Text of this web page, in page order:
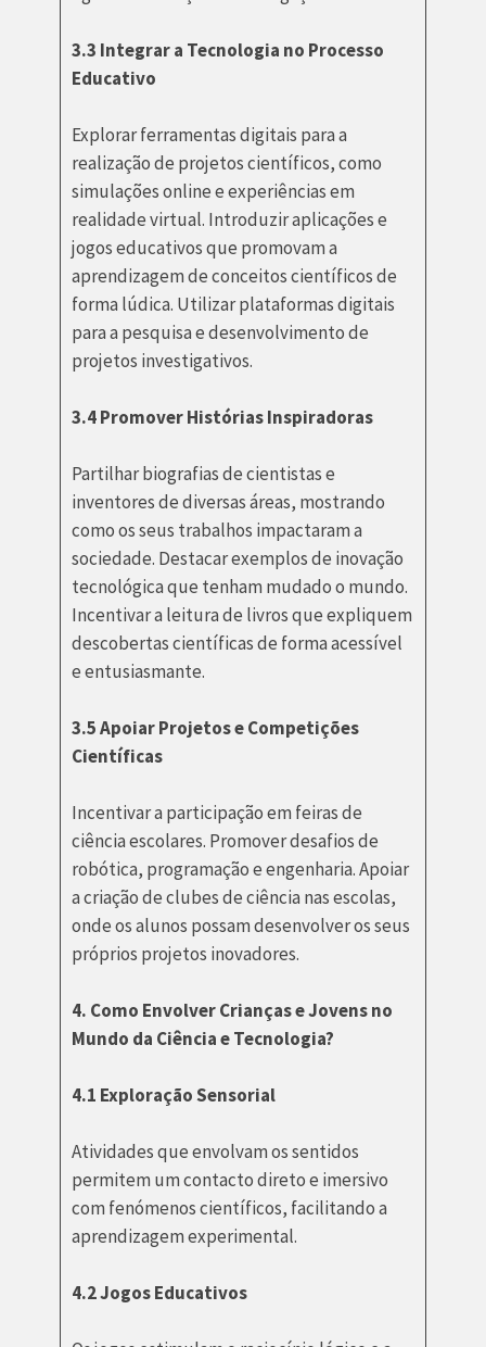
3.3 Integrar a Tecnologia no Processo
Educativo
Explorar ferramentas digitais para a
realização de projetos científicos, como
simulações online e experiências em
realidade virtual. Introduzir aplicações e
jogos educativos que promovam a
aprendizagem de conceitos científicos de
forma lúdica. Utilizar plataformas digitais
para a pesquisa e desenvolvimento de
projetos investigativos.
3.4 Promover Histórias Inspiradoras
Partilhar biografias de cientistas e
inventores de diversas áreas, mostrando
como os seus trabalhos impactaram a
sociedade. Destacar exemplos de inovação
tecnológica que tenham mudado o mundo.
Incentivar a leitura de livros que expliquem
descobertas científicas de forma acessível
e entusiasmante.
3.5 Apoiar Projetos e Competições
Científicas
Incentivar a participação em feiras de
ciência escolares. Promover desafios de
robótica, programação e engenharia. Apoiar
a criação de clubes de ciência nas escolas,
onde os alunos possam desenvolver os seus
próprios projetos inovadores.
4. Como Envolver Crianças e Jovens no
Mundo da Ciência e Tecnologia?
4.1 Exploração Sensorial
Atividades que envolvam os sentidos
permitem um contacto direto e imersivo
com fenómenos científicos, facilitando a
aprendizagem experimental.
4.2 Jogos Educativos